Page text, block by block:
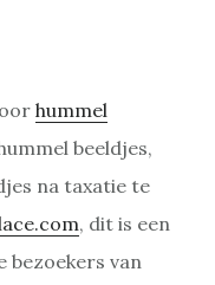
hummel
beeldjes,
na taxatie te
, dit is een
bezoekers van